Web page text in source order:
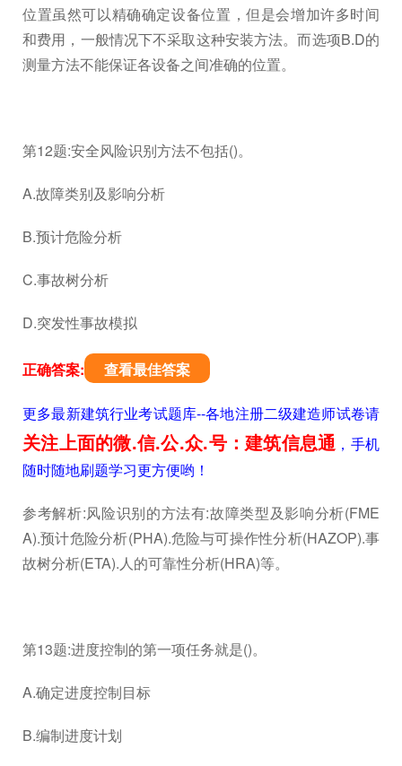
位置虽然可以精确确定设备位置，但是会增加许多时间
和费用，一般情况下不采取这种安装方法。而选项B.D的
测量方法不能保证各设备之间准确的位置。
第12题:安全风险识别方法不包括()。
A.故障类别及影响分析
B.预计危险分析
C.事故树分析
D.突发性事故模拟
正确答案: 查看最佳答案
更多最新建筑行业考试题库--各地注册二级建造师试卷请
关注上面的微.信.公.众.号：建筑信息通，手机
随时随地刷题学习更方便哟！
参考解析:风险识别的方法有:故障类型及影响分析(FME
A).预计危险分析(PHA).危险与可操作性分析(HAZOP).事
故树分析(ETA).人的可靠性分析(HRA)等。
第13题:进度控制的第一项任务就是()。
A.确定进度控制目标
B.编制进度计划